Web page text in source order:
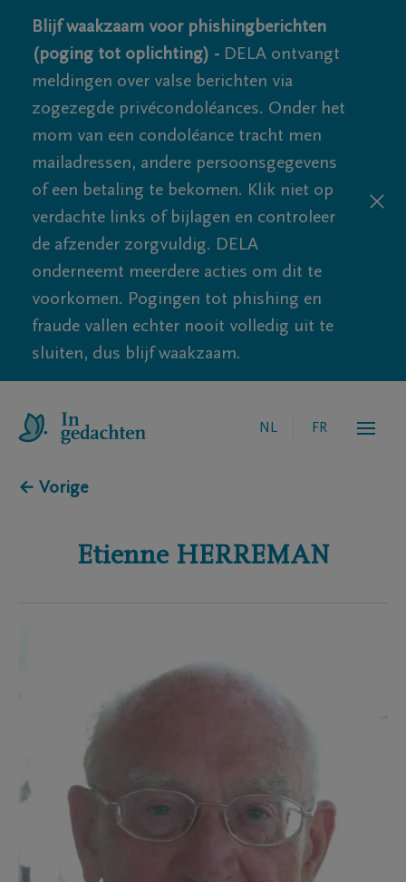
Blijf waakzaam voor phishingberichten
(poging tot oplichting) - DELA ontvangt
meldingen over valse berichten via
zogezegde privécondoléances. Onder het
mom van een condoléance tracht men
mailadressen, andere persoonsgegevens
of een betaling te bekomen. Klik niet op
verdachte links of bijlagen en controleer
de afzender zorgvuldig. DELA
onderneemt meerdere acties om dit te
voorkomen. Pogingen tot phishing en
fraude vallen echter nooit volledig uit te
sluiten, dus blijf waakzaam.
NL FR
← Vorige
Etienne HERREMAN